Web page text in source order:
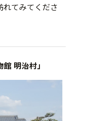
れてみてくださ
明治村」